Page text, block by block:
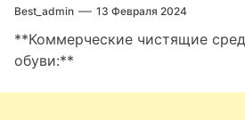
Best_admin 13 Февраля 2024
**Коммерческие чистящие
обуви:**